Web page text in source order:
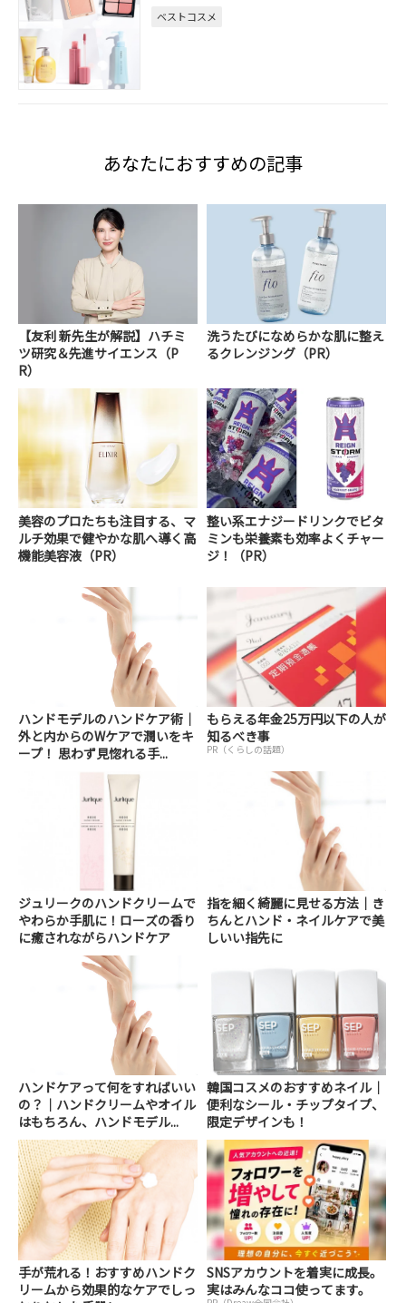
ベストコスメ
あなたにおすすめの記事
【友利 新先生が解説】ハチミ
ツ研究＆先進サイエンス（P
R）
洗うたびになめらかな肌に整え
るクレンジング（PR）
美容のプロたちも注目する、マ
ルチ効果で健やかな肌へ導く高
機能美容液（PR）
整い系エナジードリンクでビタ
ミンも栄養素も効率よくチャー
ジ！（PR）
ハンドモデルのハンドケア術｜
外と内からのWケアで潤いをキ
ープ！ 思わず見惚れる手...
もらえる年金25万円以下の人が
知るべき事
PR（くらしの話題）
ジュリークのハンドクリームで
やわらか手肌に！ローズの香り
に癒されながらハンドケア
指を細く綺麗に見せる方法｜き
ちんとハンド・ネイルケアで美
しいい指先に
ハンドケアって何をすればいい
の？｜ハンドクリームやオイル
はもちろん、ハンドモデル...
韓国コスメのおすすめネイル｜
便利なシール・チップタイプ、
限定デザインも！
手が荒れる！おすすめハンドク
リームから効果的なケアでしっ
SNSアカウントを着実に成長。
実はみんなココ使ってます。